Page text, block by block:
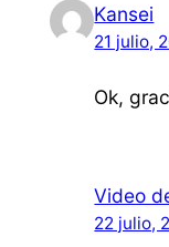
Kansei
21 julio,
Ok,
Video
22 julio,